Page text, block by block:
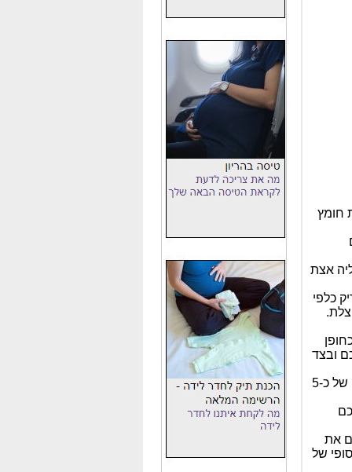
חומץ
אצת
כלפי
ובצד
בוחרים תוספות לסושי ומניחים אותן בקו ישר לרוחב האצה, במרחק של כ-5
את
של